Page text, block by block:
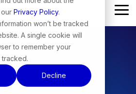
Privacy Policy.
won’t be tracked
A single cookie will
to remember your
Decline